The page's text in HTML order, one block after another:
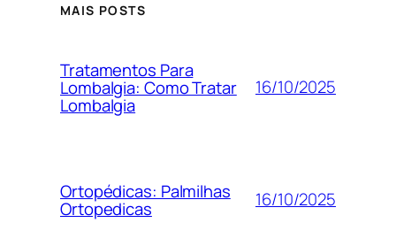
MAIS POSTS
Tratamentos Para
Lombalgia: Como Tratar
Lombalgia
16/10/2025
Ortopédicas: Palmilhas
Ortopedicas 16/10/2025